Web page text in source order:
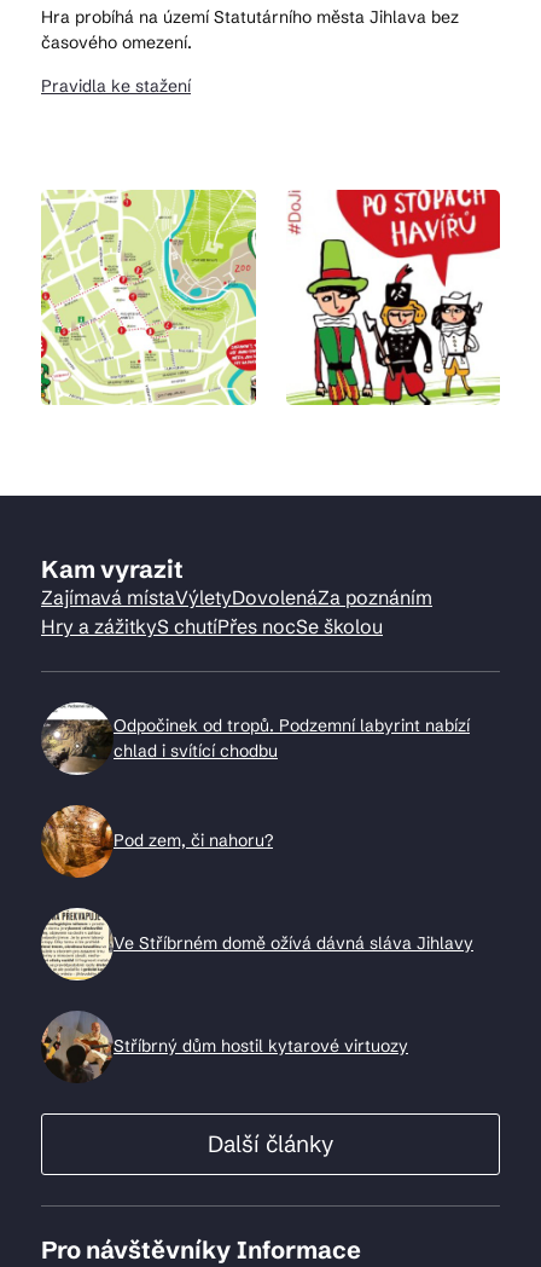
Hra probíhá na území Statutárního města Jihlava bez
časového omezení.
Pravidla ke stažení
Kam vyrazit
Zajímavá místaVýletyDovolenáZa poznáním
Hry a zážitkyS chutíPřes nocSe školou
Odpočinek od tropů. Podzemní labyrint nabízí
chlad i svítící chodbu
Pod zem, či nahoru?
Ve Stříbrném domě ožívá dávná sláva Jihlavy
Stříbrný dům hostil kytarové virtuozy
Další články
Pro návštěvníky Informace